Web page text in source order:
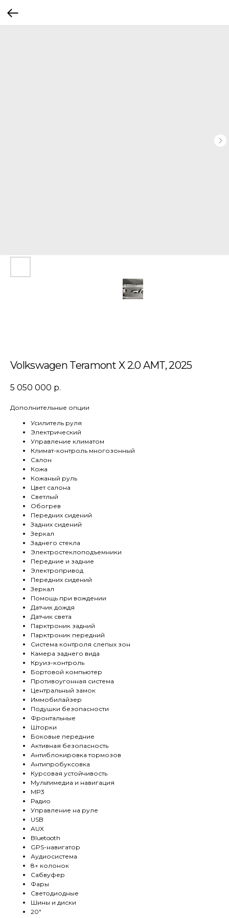
Volkswagen Teramont X 2.0 AMT, 2025
5 050 000 р.
Дополнительные опции
Усилитель руля
Электрический
Управление климатом
Климат-контроль многозонный
Салон
Кожа
Кожаный руль
Цвет салона
Светлый
Обогрев
Передних сидений
Задних сидений
Зеркал
Заднего стекла
Электростеклоподъемники
Передние и задние
Электропривод
Передних сидений
Зеркал
Помощь при вождении
Датчик дождя
Датчик света
Парктроник задний
Парктроник передний
Система контроля слепых зон
Камера заднего вида
Круиз-контроль
Бортовой компьютер
Противоугонная система
Центральный замок
Иммобилайзер
Подушки безопасности
Фронтальные
Шторки
Боковые передние
Активная безопасность
Антиблокировка тормозов
Антипробуксовка
Курсовая устойчивость
Мультимедиа и навигация
MP3
Радио
Управление на руле
USB
AUX
Bluetooth
GPS-навигатор
Аудиосистема
8+ колонок
Сабвуфер
Фары
Светодиодные
Шины и диски
20"